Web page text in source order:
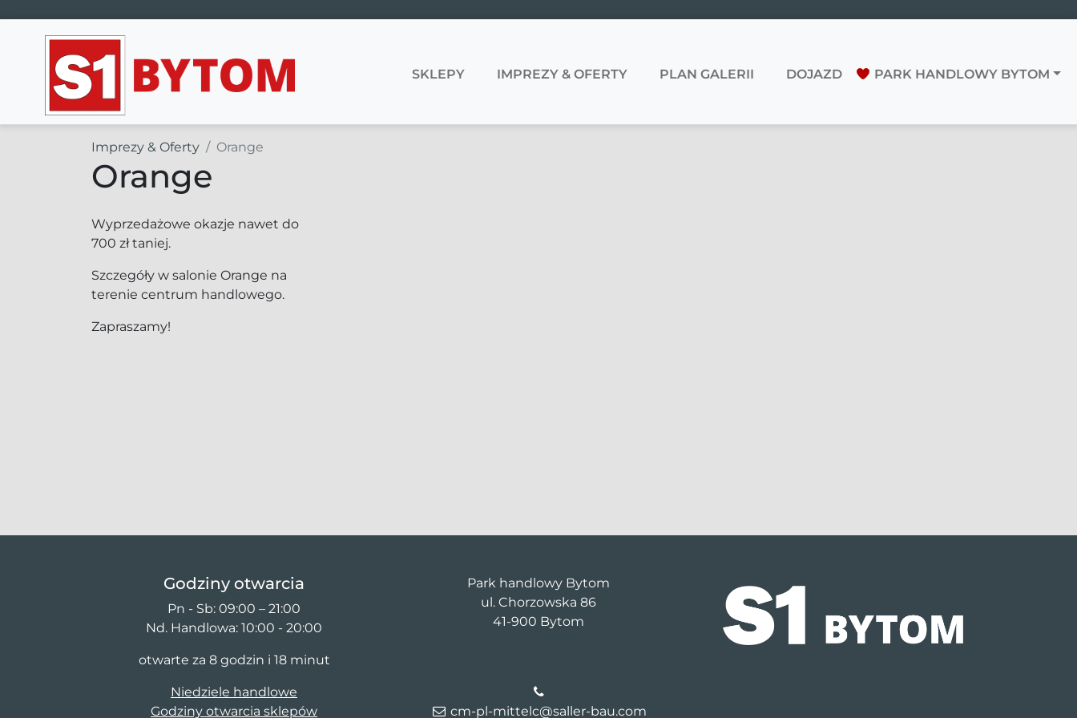
Main Navigation SKLEPY IMPREZY & OFERTY PLAN GALERII DOJAZD PARK HANDLOWY BYTOM
Imprezy & Oferty Orange
Orange
Wyprzedażowe okazje nawet do
700 zł taniej.
Szczegóły w salonie Orange na
terenie centrum handlowego.
Zapraszamy!
Godziny otwarcia
Pn - Sb: 09:00 – 21:00
Nd. Handlowa: 10:00 - 20:00
otwarte za 8 godzin i 18 minut
Niedziele handlowe
Godziny otwarcia sklepów
Park handlowy Bytom
ul. Chorzowska 86
41-900 Bytom
cm-pl-mittelc@saller-bau.com